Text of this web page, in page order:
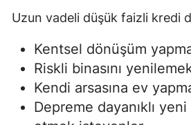
Uzun vadeli düşük faizli kredi
Kentsel dönüşüm
Riskli binasını
Kendi arsasına ev
Depreme dayanıklı